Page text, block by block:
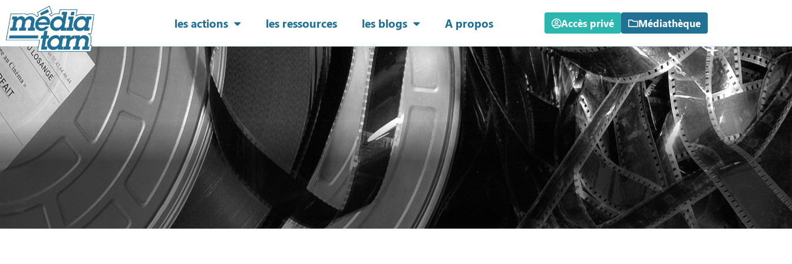
les actions les ressources les blogs A propos Accès privé Médiathèque